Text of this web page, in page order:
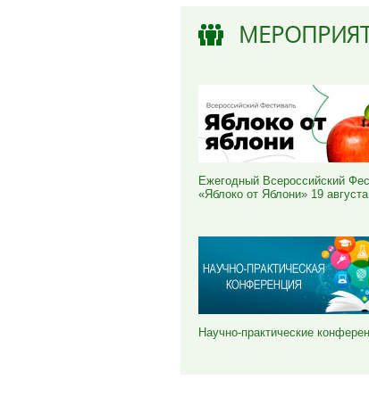
Ежегодный Всероссийский
«Яблоко от Яблони» 19
Научно-практические